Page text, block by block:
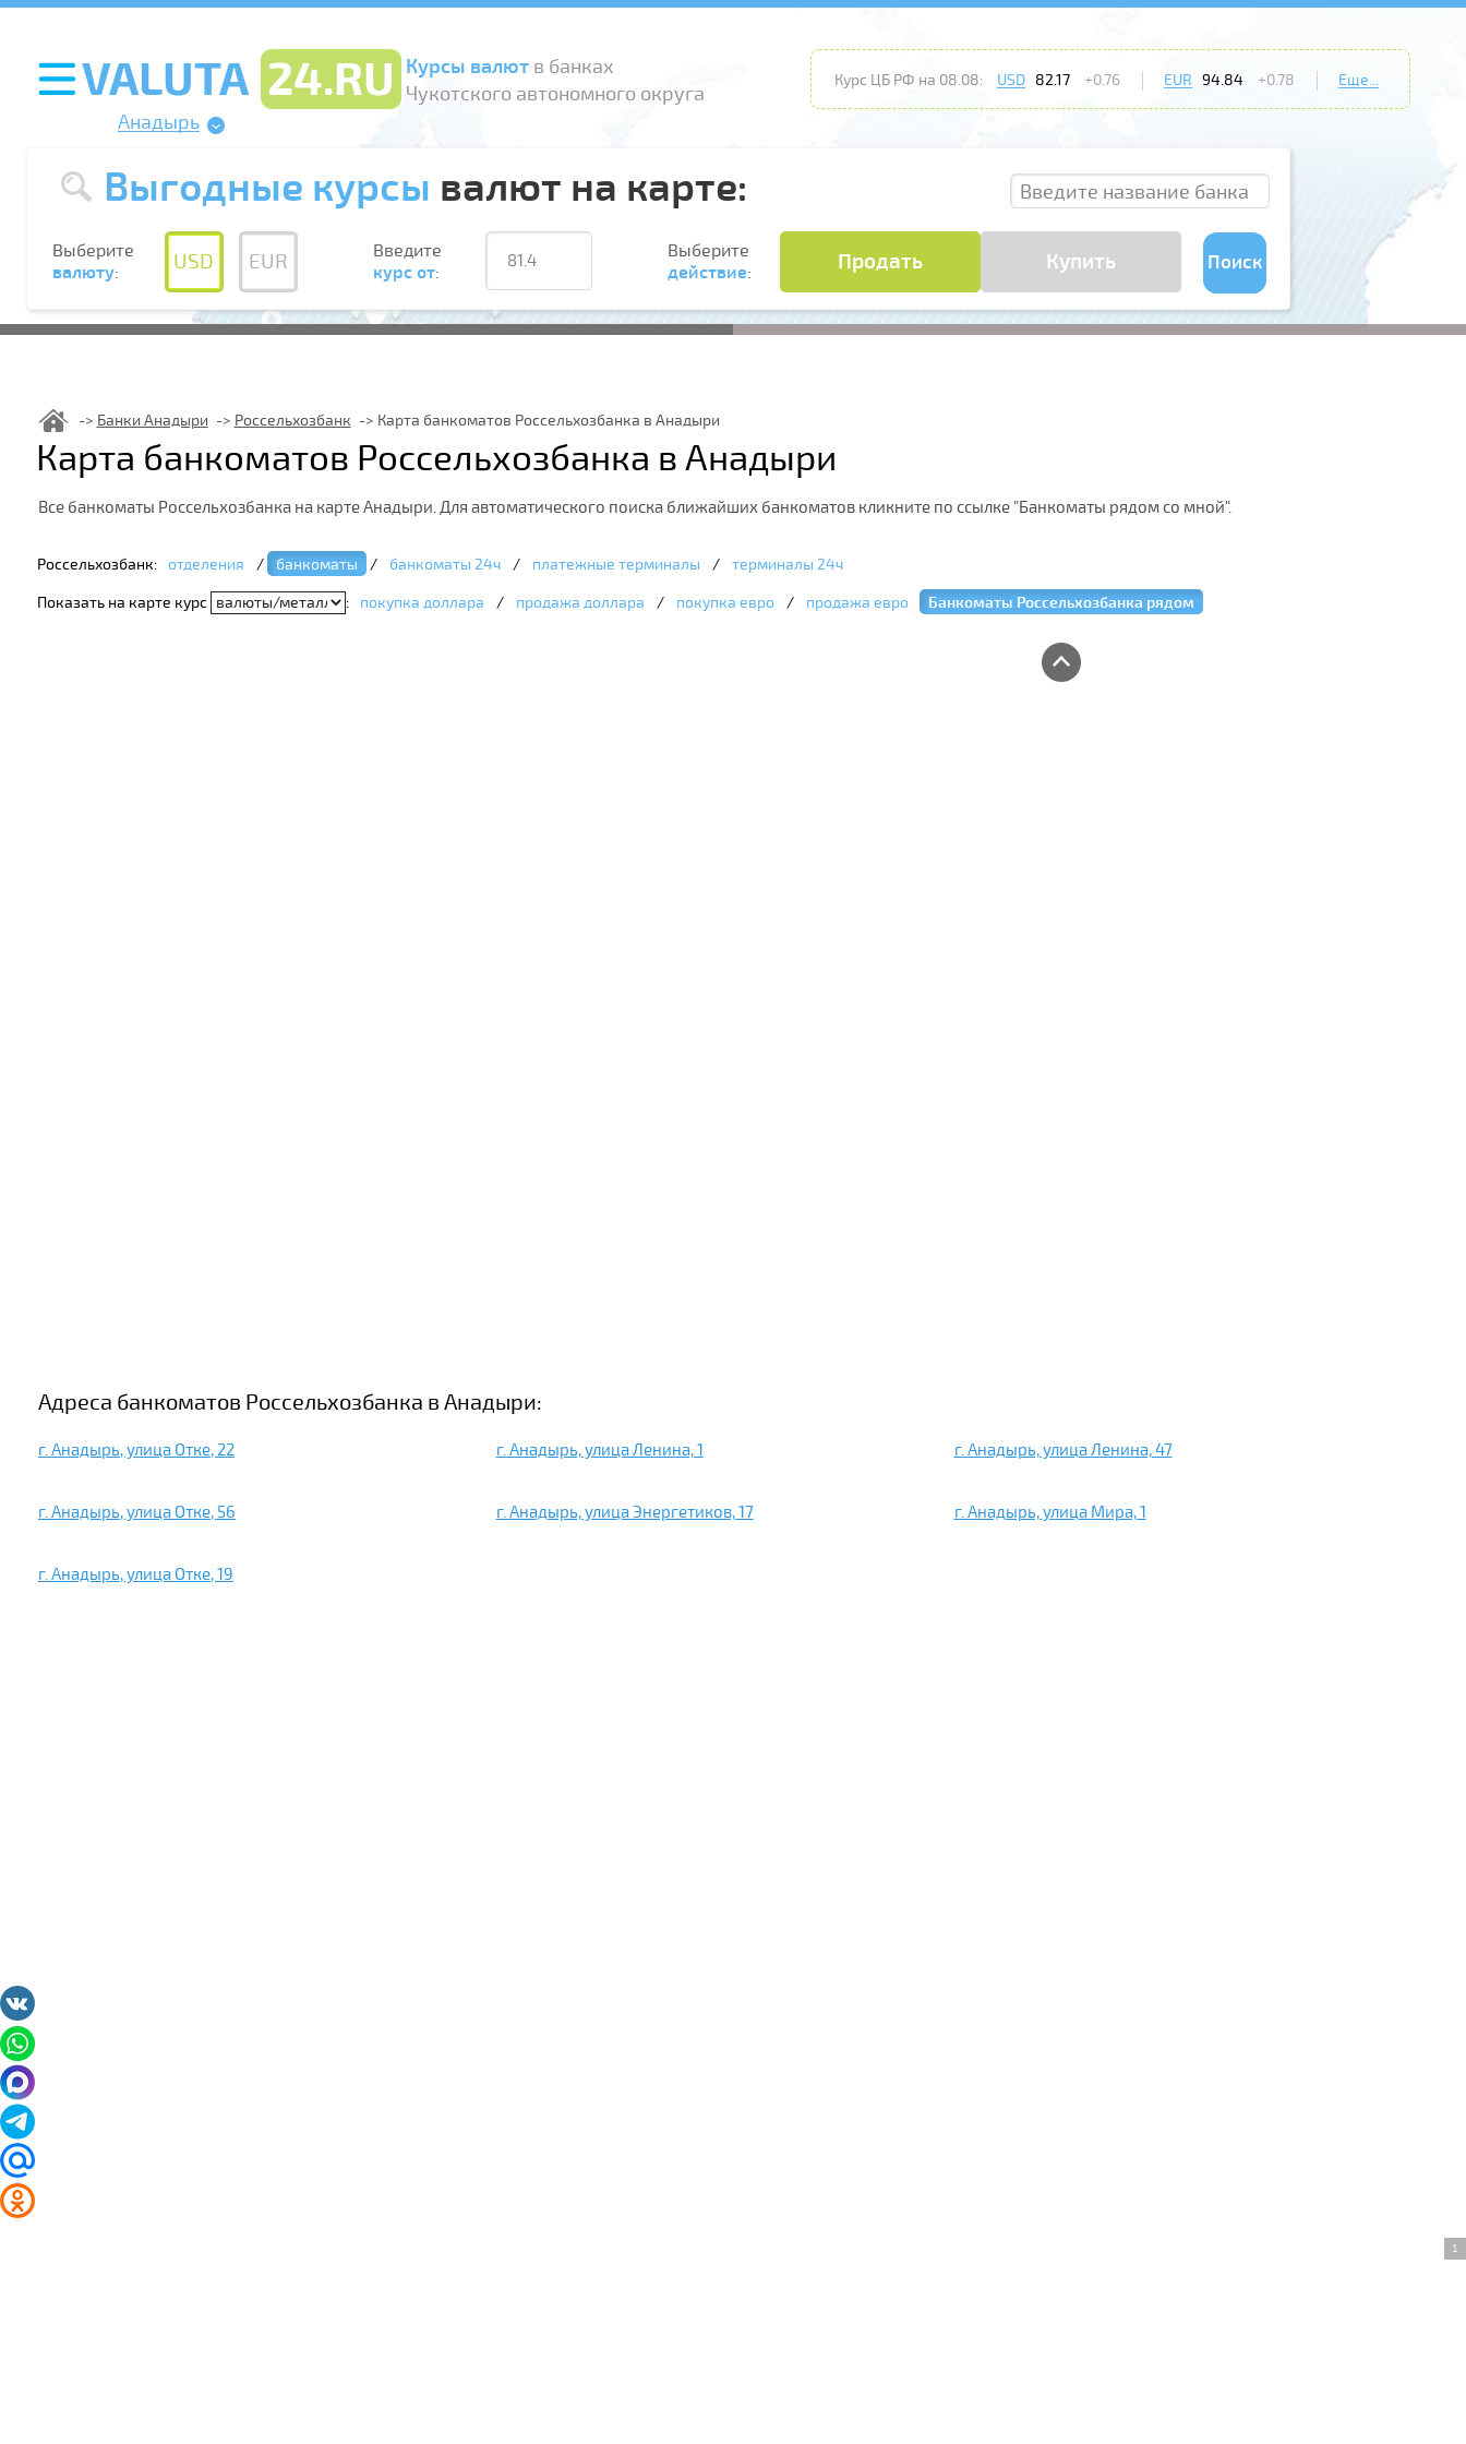
Курсы валютв банках
Чукотского автономного округа
Анадырь
Курс ЦБ РФ на 08.08: USD 82.17 +0.76 EUR 94.84 +0.78 Еще...
Выгодные курсы валют на карте:
Выберите
валюту: USD EUR
Введите
курс от:
Выберите
действие: Продать Купить Поиск
Банки Анадыри Россельхозбанк Карта банкоматов Россельхозбанка в Анадыри
Карта банкоматов Россельхозбанка в Анадыри
Все банкоматы Россельхозбанка на карте Анадыри. Для автоматического поиска ближайших банкоматов кликните по ссылке "Банкоматы рядом со мной".
Россельхозбанк: отделения / банкоматы / банкоматы 24ч / платежные терминалы / терминалы 24ч
Показать на карте курс : покупка доллара / продажа доллара / покупка евро / продажа евро Банкоматы Россельхозбанка рядом
Адреса банкоматов Россельхозбанка в Анадыри:
г. Анадырь, улица Отке, 22 г. Анадырь, улица Ленина, 1 г. Анадырь, улица Ленина, 47
г. Анадырь, улица Отке, 56 г. Анадырь, улица Энергетиков, 17 г. Анадырь, улица Мира, 1
г. Анадырь, улица Отке, 19
1